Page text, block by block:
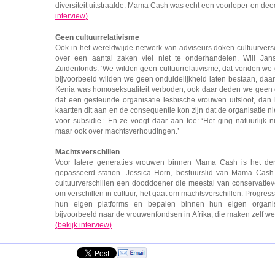
diversiteit uitstraalde. Mama Cash was echt een voorloper en
interview)
Geen cultuurrelativisme
Ook in het wereldwijde netwerk van adviseurs doken
over een aantal zaken viel niet te onderhandelen. Will
Zuidenfonds: ‘We wilden geen cultuurrelativisme, dat vonden
bijvoorbeeld wilden we geen onduidelijkheid laten bestaan,
Kenia was homoseksualiteit verboden, ook daar deden we
dat een gesteunde organisatie lesbische vrouwen uitsloot,
kaartten dit aan en de consequentie kon zijn dat de organisatie
voor subsidie.’ En ze voegt daar aan toe: ‘Het ging natuurlijk
maar ook over machtsverhoudingen.’
Machtsverschillen
Voor latere generaties vrouwen binnen Mama Cash is het
gepasseerd station. Jessica Horn, bestuurslid van Mama
cultuurverschillen een dooddoener die meestal van
om verschillen in cultuur, het gaat om machtsverschillen.
hun eigen platforms en bepalen binnen hun eigen
bijvoorbeeld naar de vrouwenfondsen in Afrika, die maken zelf
(bekijk interview)